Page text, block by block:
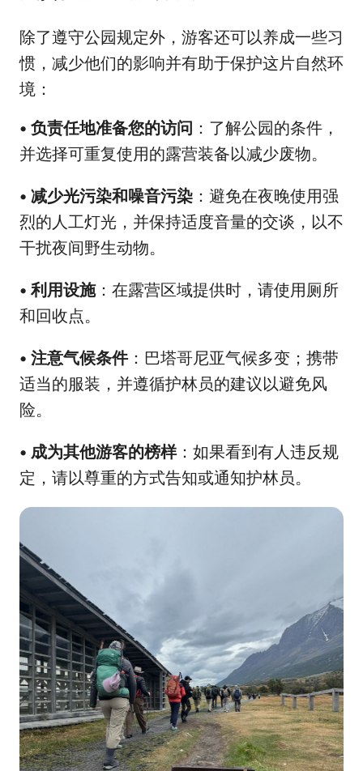
除了遵守公园规定外，游客还可以养成一些习
惯，减少他们的影响并有助于保护这片自然环
境：
• 负责任地准备您的访问 ：了解公园的条件，
并选择可重复使用的露营装备以减少废物。
• 减少光污染和噪音污染 ：避免在夜晚使用强
烈的人工灯光，并保持适度音量的交谈，以不
干扰夜间野生动物。
•利用设施：在露营区域提供时，请使用厕所
和回收点。
• 注意气候条件：巴塔哥尼亚气候多变；携带
适当的服装，并遵循护林员的建议以避免风
险。
• 成为其他游客的榜样：如果看到有人违反规
定，请以尊重的方式告知或通知护林员。